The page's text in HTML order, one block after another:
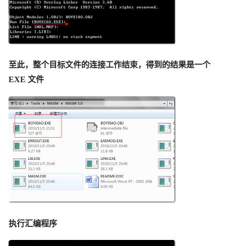
至此，整个目标文件的连接工作结束，得到的结果是一个
EXE 文件
执行汇编程序